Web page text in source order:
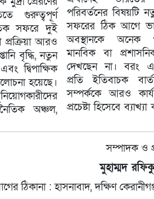
গুরুত্বপূর্ণ
সফরে দুই
প্রক্রিয়া আরও
বৃদ্ধি, নতুন
দ্বিপাক্ষিক
হয়েছে।
অঞ্চল,
পরিবর্তনের বিষয়টি
সফরের ঠিক আগে
অবস্থানকে অনেক
মানবিক বা
দেখছেন না। বরং
প্রতি ইতিবাচক
সম্পর্ককে আরও
প্রচেষ্টা হিসেবে
সম্পাদক ও
মুহাম্মদ
ঠিকানা : হাসনাবাদ, দক্ষিণ